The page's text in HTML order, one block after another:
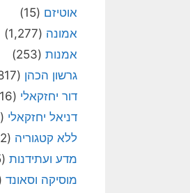
אוטיזם (15)
אמונה (1,277)
אמנות (253)
גרשון הכהן (817)
דור יחזקאלי (16)
דניאל יחזקאלי (15)
ללא קטגוריה (162)
מדע ועתידנות (135)
מוסיקה וסאונד